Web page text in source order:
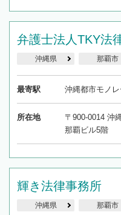
弁護士法人TKY法
沖縄県 那覇市
最寄駅 沖縄都市モノ
所在地
〒900-0014 沖
那覇ビル5階
輝き法律事務所
沖縄県 那覇市